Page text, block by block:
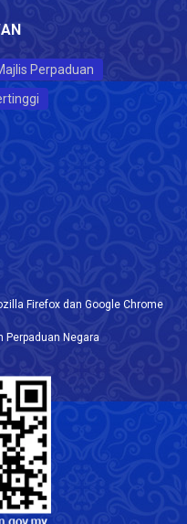
Perpaduan
Firefox dan Google Chrome
Perpaduan Negara